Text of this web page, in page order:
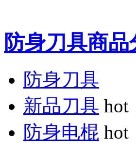
防身刀具商品
防身刀具
新品刀具 hot
防身电棍 hot